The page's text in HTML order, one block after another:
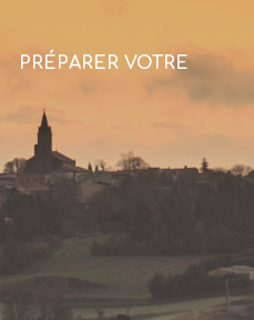
PRÉPARER VOTRE